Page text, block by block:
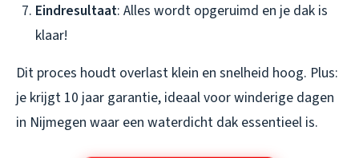
Eindresultaat: Alles wordt opgeruimd en je dak is
klaar!
Dit proces houdt overlast klein en snelheid hoog. Plus:
je krijgt 10 jaar garantie, ideaal voor winderige dagen
in Nijmegen waar een waterdicht dak essentieel is.